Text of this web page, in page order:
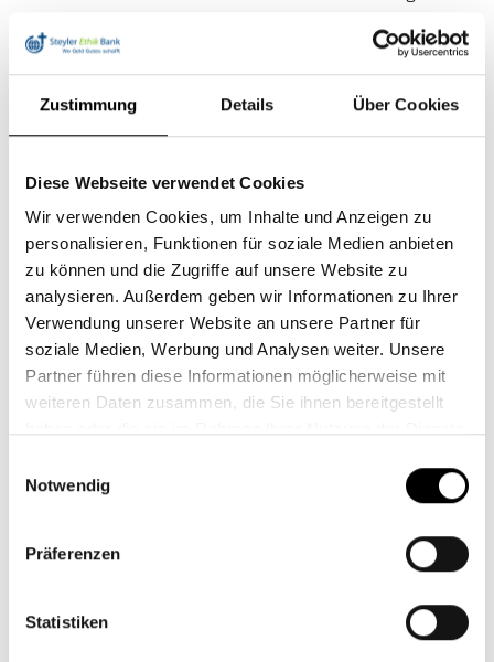
Zustimmung Details Über Cookies
Diese Webseite verwendet Cookies
Wir verwenden Cookies, um Inhalte und Anzeigen zu
personalisieren, Funktionen für soziale Medien anbieten
zu können und die Zugriffe auf unsere Website zu
analysieren. Außerdem geben wir Informationen zu Ihrer
Verwendung unserer Website an unsere Partner für
soziale Medien, Werbung und Analysen weiter. Unsere
Partner führen diese Informationen möglicherweise mit
weiteren Daten zusammen, die Sie ihnen bereitgestellt
Notwendig
Präferenzen
Statistiken
Risikosteuerung wurde gelobt.
Bestätigung für jahrelange Arbeit
Für die Bank nahm Samuel Drempetic, Leiter der
Abteilung Ethik und Nachhaltigkeit die Preise
sehr erfreut: „Wir haben nachhaltige Geldanlagen
immer unter dem Aspekt gesehen, dass unser
Handeln eine Wirkung hat. Auch wenn wir nicht zu
den großen Institutionen im Bankensektor zählen,
können wir etwas bewegen. Die zwei ersten Plätze
sind eine Bestätigung für unsere jahrelange Arbeit
und ein weiterer Motivationsschub.“